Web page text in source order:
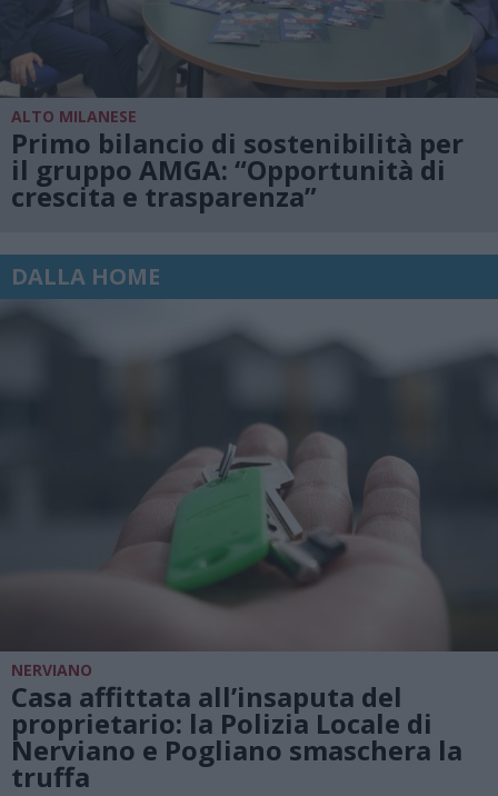
ALTO MILANESE
Primo bilancio di sostenibilità per
il gruppo AMGA: “Opportunità di
crescita e trasparenza”
DALLA HOME
NERVIANO
Casa affittata all’insaputa del
proprietario: la Polizia Locale di
Nerviano e Pogliano smaschera la
truffa